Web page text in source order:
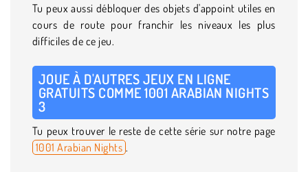
Tu peux aussi débloquer des objets d'appoint utiles en
cours de route pour franchir les niveaux les plus
difficiles de ce jeu.
JOUE À D'AUTRES JEUX EN LIGNE
GRATUITS COMME 1001 ARABIAN NIGHTS
3
Tu peux trouver le reste de cette série sur notre page
1001 Arabian Nights .